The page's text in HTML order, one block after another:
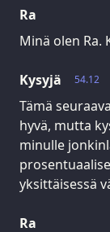
Ra
Minä olen Ra.
54.12
Kysyjä
Tämä
hyvä, mutta
minulle
yksittäisessä
Ra